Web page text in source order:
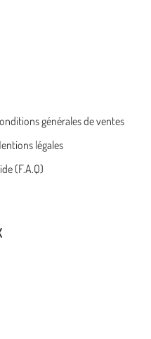
générales de ventes
légales
(F.A.Q)